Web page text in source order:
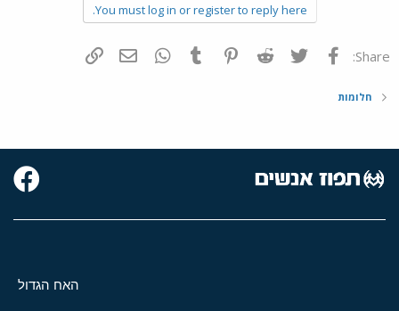
You must log in or register to reply here.
Share: פייסבוק Twitter
Reddit
Pinterest
Tumblr
WhatsAppדואר אלקטרוני
חלומות
האח הגדול